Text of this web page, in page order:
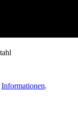
Informationen.